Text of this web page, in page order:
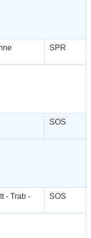
SPR
SOS
- Trab -
SOS